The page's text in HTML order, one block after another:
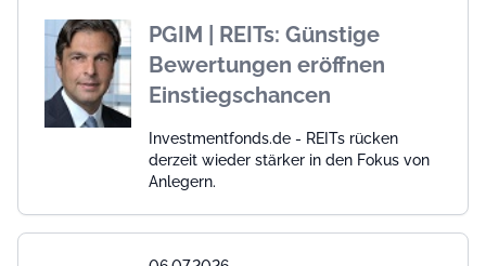
PGIM | REITs: Günstige
Bewertungen eröffnen
Einstiegschancen
Investmentfonds.de - REITs rücken
derzeit wieder stärker in den Fokus von
Anlegern.